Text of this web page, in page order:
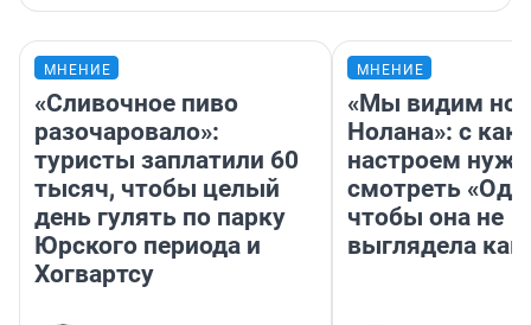
МНЕНИЕ
«Сливочное пиво
разочаровало»:
туристы заплатили 60
тысяч, чтобы целый
день гулять по парку
Юрского периода и
Хогвартсу
МНЕНИЕ
«Мы видим
Нолана»: с
настроем
смотреть
чтобы она не
выглядела как